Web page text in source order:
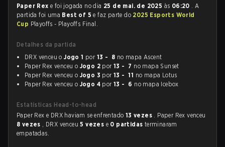
Paper Rex e foi jogada no dia 25 de mai. de 2025 às 06:20 . A
partida foi uma Best of 5e faz parte do 2025 Esports World
Cup Playoffs - Playoffs Final.
Detalhes da partida
DRX venceu oJogo 1 por 13 - 8 no mapa Ascent
Paper Rex venceu o Jogo 2 por13 - 7 no mapa Sunset
Paper Rex venceu o Jogo 3 por13 - 11 no mapa Lotus
Paper Rex venceu o Jogo 4 por13 - 6 no mapa Icebox
Estatísticas Head-to-head
Paper Rex e DRX haviam se enfrentado 13 vezes . Paper Rex venceu
8 vezes , DRX venceu5 vezes e 0 partidas terminaram
empatadas.